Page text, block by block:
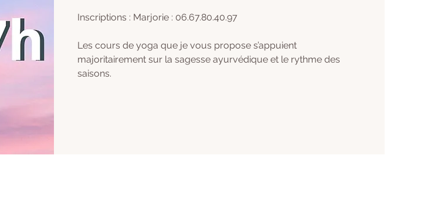
Inscriptions : Marjorie : 06.67.80.40.97
Les cours de yoga que je vous propose s’appuient
majoritairement sur la sagesse ayurvédique et le rythme des
saisons.